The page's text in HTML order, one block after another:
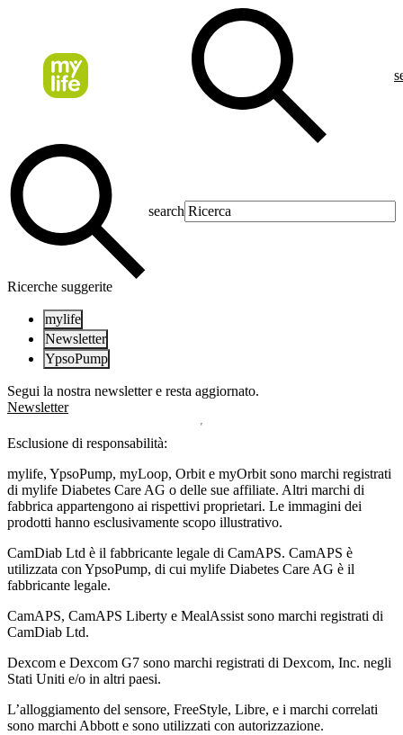
search
Ricerche suggerite
mylife
Newsletter
YpsoPump
Segui la nostra newsletter e resta aggiornato.
Newsletter
Esclusione di responsabilità:
mylife, YpsoPump, myLoop, Orbit e myOrbit sono marchi registrati
di mylife Diabetes Care AG o delle sue affiliate. Altri marchi di
fabbrica appartengono ai rispettivi proprietari. Le immagini dei
prodotti hanno esclusivamente scopo illustrativo.
CamDiab Ltd è il fabbricante legale di CamAPS. CamAPS è
utilizzata con YpsoPump, di cui mylife Diabetes Care AG è il
fabbricante legale.
CamAPS, CamAPS Liberty e MealAssist sono marchi registrati di
CamDiab Ltd.
Dexcom e Dexcom G7 sono marchi registrati di Dexcom, Inc. negli
Stati Uniti e/o in altri paesi.
L’alloggiamento del sensore, FreeStyle, Libre, e i marchi correlati
sono marchi Abbott e sono utilizzati con autorizzazione.